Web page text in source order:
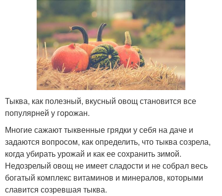
Тыква, как полезный, вкусный овощ становится все
популярней у горожан.
Многие сажают тыквенные грядки у себя на даче и
задаются вопросом, как определить, что тыква созрела,
когда убирать урожай и как ее сохранить зимой.
Недозрелый овощ не имеет сладости и не собрал весь
богатый комплекс витаминов и минералов, которыми
славится созревшая тыква.